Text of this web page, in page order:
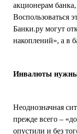
акционерам
Воспользоваться
Банки.ру могут
накоплений», а в
Инвалюты
Неоднозначная
прежде всего –
опустили и без